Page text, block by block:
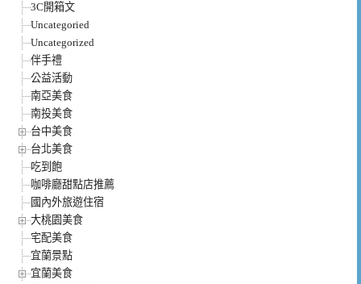
3C開箱文
Uncategoried
Uncategorized
伴手禮
公益活動
南亞美食
南投美食
台中美食
台北美食
吃到飽
咖啡廳甜點店推薦
國內外旅遊住宿
大桃園美食
宅配美食
宜蘭景點
宜蘭美食